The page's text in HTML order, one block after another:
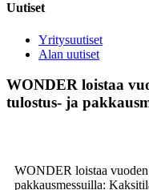
Uutiset
Yritysuutiset
Alan uutiset
WONDER loistaa
tulostus- ja
WONDER loistaa
pakkausmessuilla: